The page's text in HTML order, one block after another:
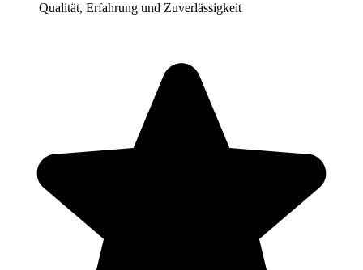
Qualität, Erfahrung und Zuverlässigkeit